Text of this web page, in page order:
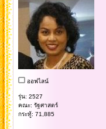
ออฟไลน์
รุ่น: 2527
คณะ: รัฐศาสตร์
กระทู้: 71,885